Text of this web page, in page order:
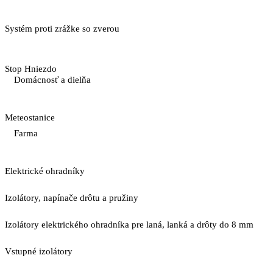
Systém proti zrážke so zverou
Stop Hniezdo
Domácnosť a dielňa
Meteostanice
Farma
Elektrické ohradníky
Izolátory, napínače drôtu a pružiny
Izolátory elektrického ohradníka pre laná, lanká a drôty do 8 mm
Vstupné izolátory